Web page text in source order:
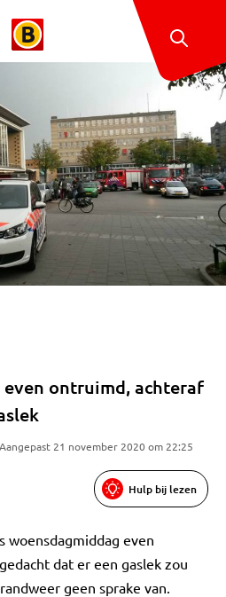
ontruimd, achteraf
21 november 2020 om 22:25
Hulp bij lezen
woensdagmiddag even
dat er een gaslek zou
geen sprake van.